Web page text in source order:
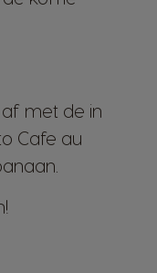
met de in
Cafe au